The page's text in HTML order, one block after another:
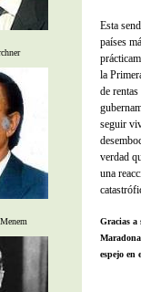
Esta
países
la
de
seguir
verdad
una
Gracias a
espejo en